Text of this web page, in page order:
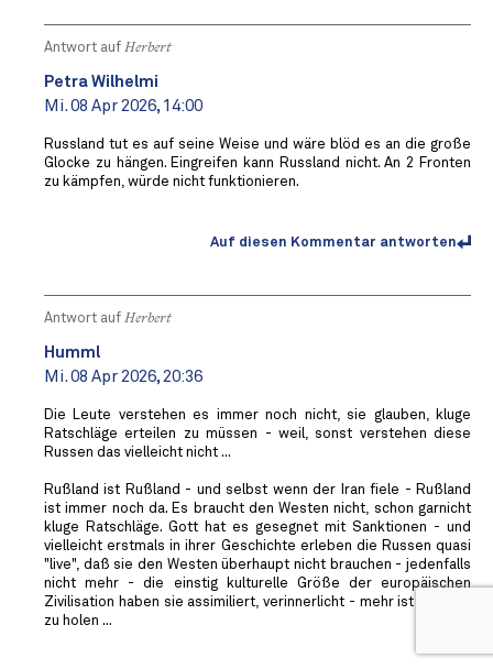
Antwort auf Herbert
Petra Wilhelmi
Mi. 08 Apr 2026, 14:00
Russland tut es auf seine Weise und wäre blöd es an die große
Glocke zu hängen. Eingreifen kann Russland nicht. An 2 Fronten
zu kämpfen, würde nicht funktionieren.
Auf diesen Kommentar antworten
Antwort auf Herbert
Humml
Mi. 08 Apr 2026, 20:36
Die Leute verstehen es immer noch nicht, sie glauben, kluge
Ratschläge erteilen zu müssen - weil, sonst verstehen diese
Russen das vielleicht nicht ...
Rußland ist Rußland - und selbst wenn der Iran fiele - Rußland
ist immer noch da. Es braucht den Westen nicht, schon garnicht
kluge Ratschläge. Gott hat es gesegnet mit Sanktionen - und
vielleicht erstmals in ihrer Geschichte erleben die Russen quasi
"live", daß sie den Westen überhaupt nicht brauchen - jedenfalls
nicht mehr - die einstig kulturelle Größe der europäischen
Zivilisation haben sie assimiliert, verinnerlicht - mehr ist da nicht
zu holen ...